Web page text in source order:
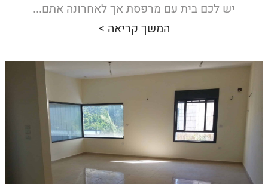
יש לכם בית עם מרפסת אך לאחרונה אתם...
המשך קריאה >